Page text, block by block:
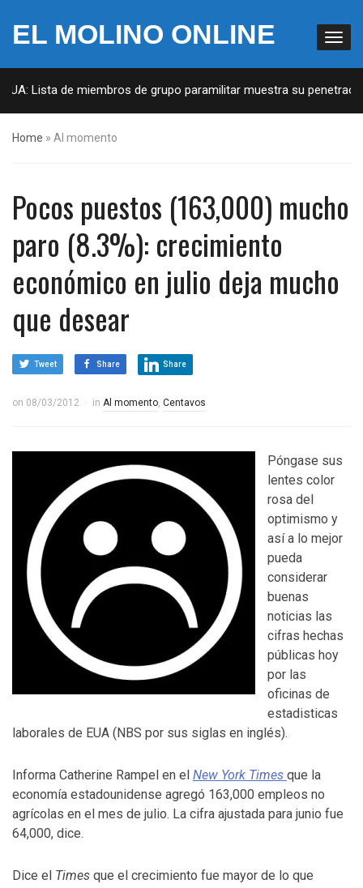
EL MOLINO ONLINE
Lista de miembros de grupo paramilitar muestra su
Home » Al momento
Pocos puestos (163,000) mucho
paro (8.3%): crecimiento
económico en julio deja mucho
que desear
Tweet Share Share
on 08/03/2012 in Al momento, Centavos
Póngase sus
lentes color
rosa del
optimismo y
así a lo mejor
pueda
considerar
buenas
noticias las
cifras hechas
públicas hoy
por las
oficinas de
estadisticas
laborales de EUA (NBS por sus siglas en inglés).
Informa Catherine Rampel en el New York Times que la
economía estadounidense agregó 163,000 empleos no
agrícolas en el mes de julio. La cifra ajustada para junio fue
64,000, dice.
Dice el Times que el crecimiento fue mayor de lo que